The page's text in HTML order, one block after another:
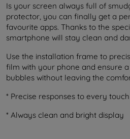
Is your screen always full of
protector, you can finally get a
favourite apps. Thanks to the
smartphone will stay clean and
Use the installation frame to
film with your phone and ensure
bubbles without leaving the
* Precise responses to every touch
* Always clean and bright display